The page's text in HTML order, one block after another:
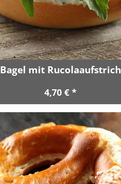
Bagel mit Rucolaaufstrich
4,70 € *